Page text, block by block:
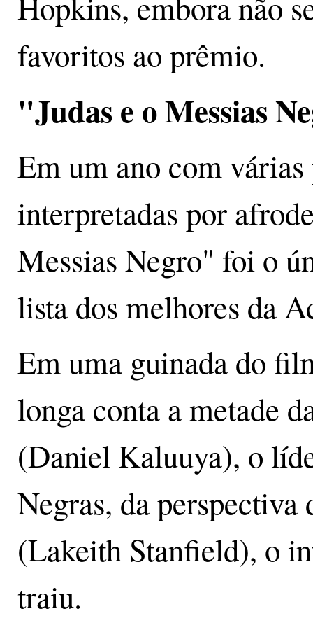
favoritos ao prêmio.
"Judas e o Messias
Em um ano com
interpretadas por
Messias Negro" foi o
lista dos melhores da
Em uma guinada do
longa conta a metade
(Daniel Kaluuya), o
Negras, da
(Lakeith Stanfield), o
traiu.